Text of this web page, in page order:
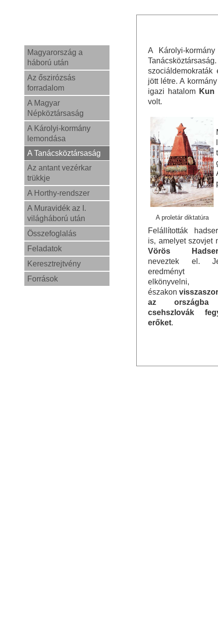
Magyarország a
háború után
Az őszirózsás
forradalom
A Magyar
Népköztársaság
A Károlyi-kormány
lemondása
A Tanácsköztársaság
Az antant vezérkar
trükkje
A Horthy-rendszer
A Muravidék az I.
világháború után
Összefoglalás
Feladatok
Keresztrejtvény
Források
A Károlyi-
jött létre. A
igazi hatalom
volt.
A proletár diktatúra
Felállították
is, amelyet szovjet
Vörös
neveztek el.
eredményt
elkönyvelni,
északon
az
csehszlovák
erőket.